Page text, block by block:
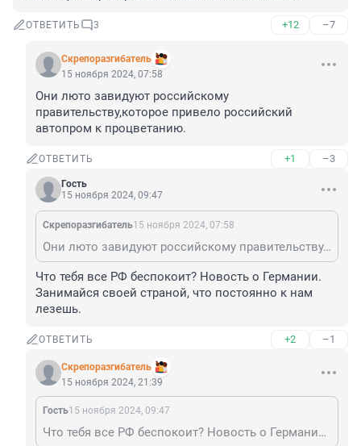
ОТВЕТИТЬ 3 +12 –7
Скрепоразгибатель
15 ноября 2024, 07:58
Они люто завидуют российскому
правительству,которое привело российский
автопром к процветанию.
ОТВЕТИТЬ +1 –3
Гость
15 ноября 2024, 09:47
Скрепоразгибатель15 ноября 2024, 07:58
Они люто завидуют российскому правительству,которое привело российский автопром к процветанию.
Что тебя все РФ беспокоит? Новость о Германии.
Занимайся своей страной, что постоянно к нам
лезешь.
ОТВЕТИТЬ +2 –1
Скрепоразгибатель
15 ноября 2024, 21:39
Гость15 ноября 2024, 09:47
Что тебя все РФ беспокоит? Новость о Германии. Занимайся своей страной, что постоянно к нам лезешь.